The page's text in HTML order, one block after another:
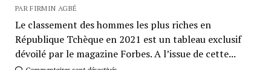
PAR FIRMIN AGBÉ
Le classement des hommes les plus riches en
République Tchèque en 2021 est un tableau exclusif
dévoilé par le magazine Forbes. A l’issue de cette...